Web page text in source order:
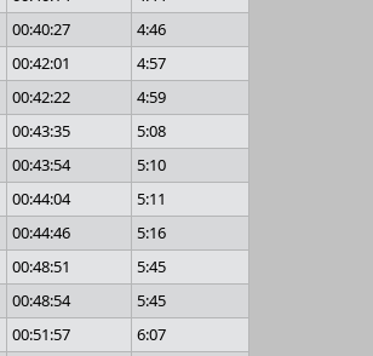
00:40:27
4:46
00:42:01
4:57
00:42:22
4:59
00:43:35
5:08
00:43:54
5:10
00:44:04
5:11
00:44:46
5:16
00:48:51
5:45
00:48:54
5:45
00:51:57
6:07